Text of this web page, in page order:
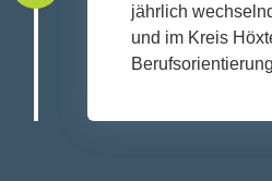
jährlich
und im Kreis